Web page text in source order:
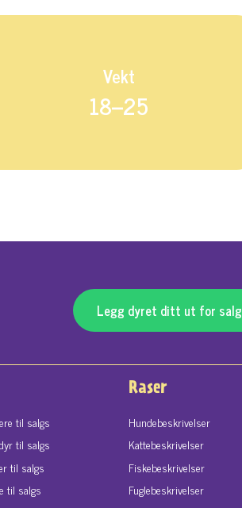
Vekt
18–25
Legg dyret ditt ut for salg
til salgs
til salgs
til salgs
til salgs
Raser
Hundebeskrivelser
Kattebeskrivelser
Fiskebeskrivelser
Fuglebeskrivelser